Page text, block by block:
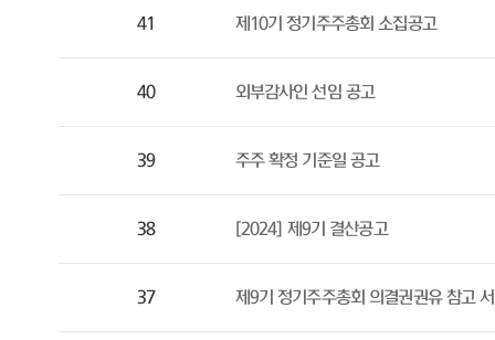
41 제10기 정기주주총회 소집공고
40 외부감사인 선임 공고
39 주주 확정 기준일 공고
38 [2024] 제9기 결산공고
37 제9기 정기주주총회 의결권권유 참고